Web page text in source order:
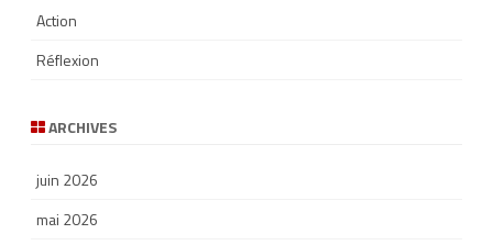
Action
Réflexion
ARCHIVES
juin 2026
mai 2026